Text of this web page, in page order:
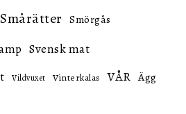
Smårätter Smörgås
Svensk mat
Vildvuxet Vinterkalas VÅR Ägg